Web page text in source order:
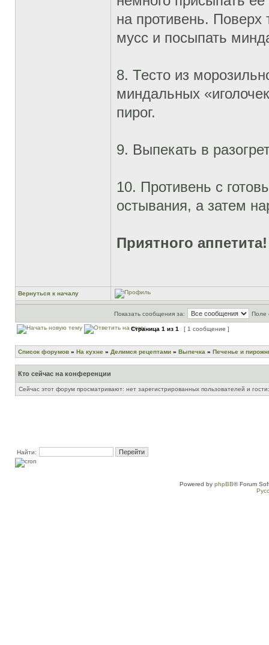
на противень. Поверх
мусс и посыпать
8. Тесто из
миндальных
пирог.
9. Выпекать в
10. Противень с
остывания, а затем
Приятного аппетита!
Вернуться к началу
Показать сообщения за: Поле
Страница 1 из 1 [ 1 сообщение ]
Список форумов » На кухне » Делимся рецептами » Выпечка » Печенье и
Кто сейчас на конференции
Сейчас этот форум просматривают: нет зарегистрированных пользователей и
Найти:
Powered by phpBB® Forum